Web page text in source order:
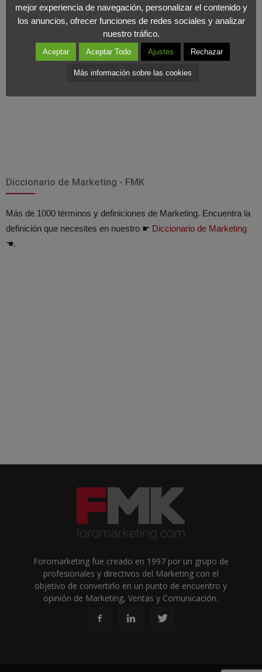
Diccionario de Marketing - FMK
Más de 1000 términos y definiciones de Marketing. Encuentra la
definición que necesites en nuestro ☛ Diccionario de Marketing
☚.
Foromarketing fue creado en 1997 por un grupo de
profesionales y directivos del Marketing con el
objetivo de convertirlo en un punto de encuentro y
opinión de Marketing, Ventas y Comunicación.
mejor experiencia de navegación, personalizar el contenido y
los anuncios, ofrecer funciones de redes sociales y analizar
nuestro tráfico.
Aceptar Aceptar Todo Ajustes Rechazar
Más información sobre las cookies